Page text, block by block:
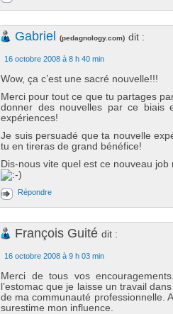
Gabriel (pedagnology.com) dit :
16 octobre 2008 à 8 h 40 min
Wow, ça c’est une sacré nouvelle!!!
Merci pour tout ce que tu partages
donner des nouvelles par ce biais
expériences!
Je suis persuadé que ta nouvelle
tu en tireras de grand bénéfice!
Dis-nous vite quel est ce nouveau job
Répondre
François Guité dit :
16 octobre 2008 à 9 h 03 min
Merci de tous vos
l’estomac que je laisse un travail
de ma communauté professionnelle.
surestime mon influence.